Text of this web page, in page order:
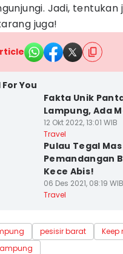
Jadi, tentukan
juga!
You
Fakta Unik
Lampung, Ada
12 Okt 2022, 13:01 WIB
Travel
Pulau Tegal
Pemandangan
Kece Abis!
06 Des 2021, 08:19 WIB
Travel
pesisir barat
Keep